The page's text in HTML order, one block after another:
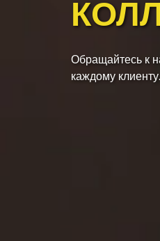
Обращайтесь к
каждому клиенту.